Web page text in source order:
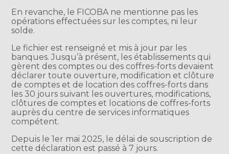
En revanche, le FICOBA ne mentionne pas les
opérations effectuées sur les comptes, ni leur
solde.
Le fichier est renseigné et mis à jour par les
banques. Jusqu’à présent, les établissements qui
gèrent des comptes ou des coffres-forts devaient
déclarer toute ouverture, modification et clôture
de comptes et de location des coffres-forts dans
les 30 jours suivant les ouvertures, modifications,
clôtures de comptes et locations de coffres-forts
auprès du centre de services informatiques
compétent.
Depuis le 1er mai 2025, le délai de souscription de
cette déclaration est passé à 7 jours.